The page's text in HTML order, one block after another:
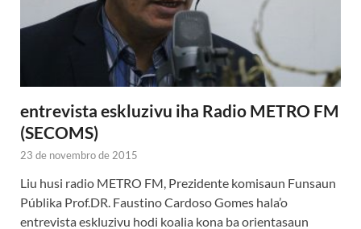
entrevista eskluzivu iha Radio METRO FM
(SECOMS)
23 de novembro de 2015
Liu husi radio METRO FM, Prezidente komisaun Funsaun
Públika Prof.DR. Faustino Cardoso Gomes hala’o
entrevista eskluzivu hodi koalia kona ba orientasaun